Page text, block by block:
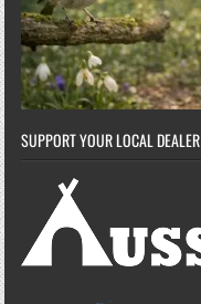
SUPPORT YOUR LOCAL DEALER